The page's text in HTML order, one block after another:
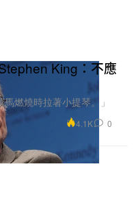
King：不應
燃燒時拉著小提琴。」
4.1K 0